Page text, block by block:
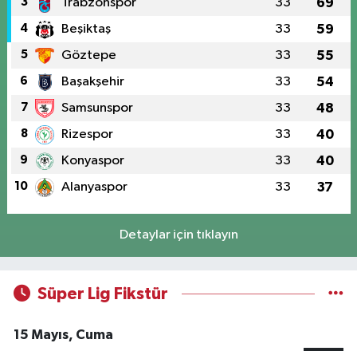
4 Beşiktaş 33 59
5 Göztepe 33 55
6 Başakşehir 33 54
7 Samsunspor 33 48
8 Rizespor 33 40
9 Konyaspor 33 40
10 Alanyaspor 33 37
Detaylar için tıklayın
Süper Lig Fikstür
15 Mayıs, Cuma